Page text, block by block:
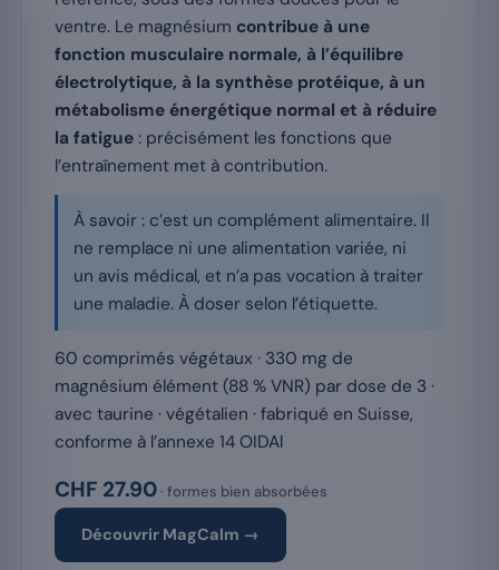
ventre. Le magnésium contribue à une
fonction musculaire normale, à l’équilibre
électrolytique, à la synthèse protéique, à un
métabolisme énergétique normal et à réduire
la fatigue : précisément les fonctions que
l’entraînement met à contribution.
À savoir : c’est un complément alimentaire. Il
ne remplace ni une alimentation variée, ni
un avis médical, et n’a pas vocation à traiter
une maladie. À doser selon l’étiquette.
60 comprimés végétaux · 330 mg de
magnésium élément (88 % VNR) par dose de 3 ·
avec taurine · végétalien · fabriqué en Suisse,
conforme à l’annexe 14 OIDAl
CHF 27.90· formes bien absorbées
Découvrir MagCalm →